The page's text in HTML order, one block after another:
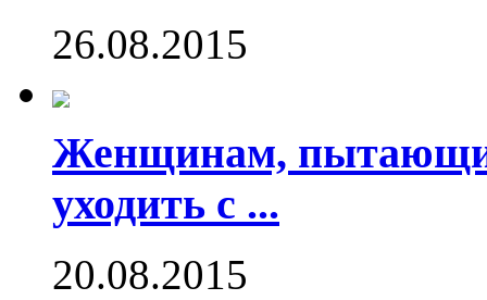
26.08.2015
Женщинам,
уходить с ...
20.08.2015